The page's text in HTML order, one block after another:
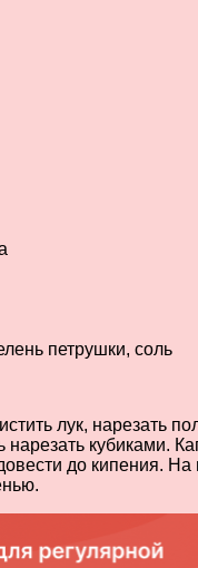
петрушки, соль
лук, нарезать
нарезать кубиками.
до кипения.